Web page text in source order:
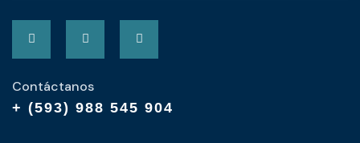
Contáctanos
+ (593) 988 545 904